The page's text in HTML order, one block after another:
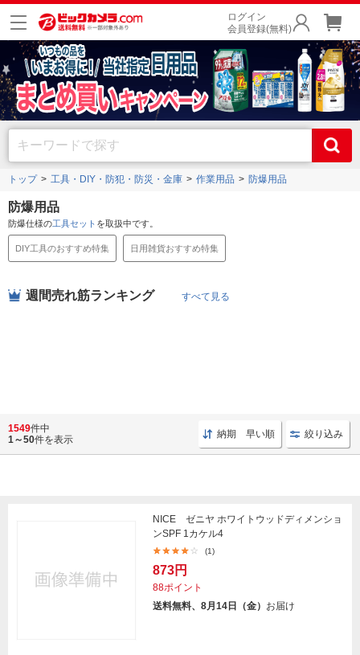
ログイン
会員登録(無料)
トップ 工具・DIY・防犯・防災・金庫 作業用品 防爆用品
防爆用品
防爆仕様の工具セット を取扱中です。
DIY工具のおすすめ特集 日用雑貨おすすめ特集
週間売れ筋ランキング すべて見る
1549件中
1～50件を表示 納期 早い順 絞り込み
NICE ゼニヤ ホワイトウッドディメンショ
ンSPF 1カケル4
(1)
873円
88ポイント
送料無料、8月14日（金） お届け